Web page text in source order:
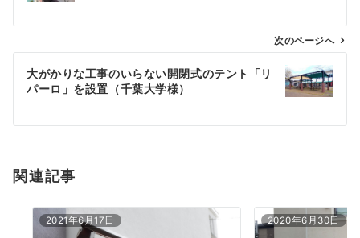
ン
次のページへ
大がかりな工事のいらない開閉式のテント「リ
パーロ」を設置（千葉大学様）
関連記事
2021年6月17日 2020年6月30日